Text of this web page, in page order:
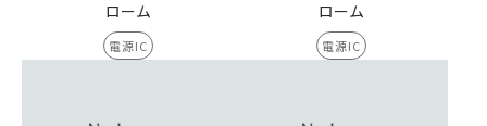
ローム
電源IC
ローム
電源IC